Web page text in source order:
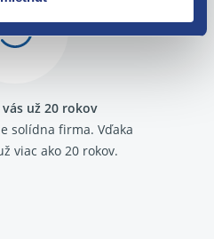
už 20 rokov
solídna firma. Vďaka
viac ako 20 rokov.